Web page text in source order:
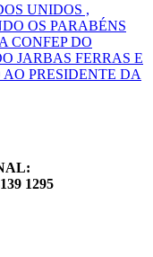
UNIDOS ,
OS PARABÉNS
CONFEP DO
JARBAS FERRAS E
PRESIDENTE DA
1295